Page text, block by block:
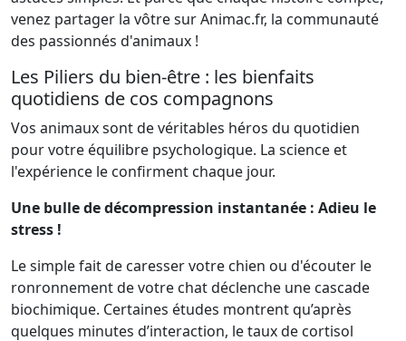
venez partager la vôtre sur Animac.fr, la communauté
des passionnés d'animaux !
Les Piliers du bien-être : les bienfaits
quotidiens de cos compagnons
Vos animaux sont de véritables héros du quotidien
pour votre équilibre psychologique. La science et
l'expérience le confirment chaque jour.
Une bulle de décompression instantanée : Adieu le
stress !
Le simple fait de caresser votre chien ou d'écouter le
ronronnement de votre chat déclenche une cascade
biochimique. Certaines études montrent qu’après
quelques minutes d’interaction, le taux de cortisol